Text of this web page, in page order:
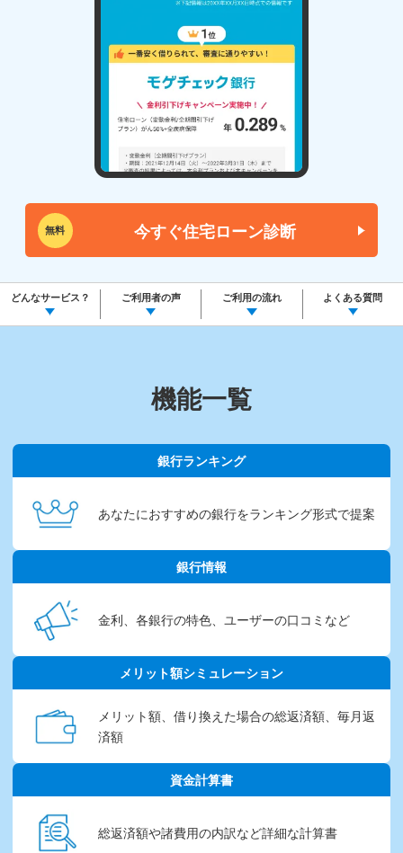
無料 今すぐ住宅ローン診断
どんなサービス？ ご利用者の声 ご利用の流れ よくある質問
機能一覧
銀行ランキング
あなたにおすすめの銀行をランキング形式で提案
銀行情報
金利、各銀行の特色、 ユーザーの口コミなど
メリット額シミュレーション
メリット額、借り換えた場合の総返済額、毎月返
済額
資金計算書
総返済額や諸費用の内訳など詳細な計算書